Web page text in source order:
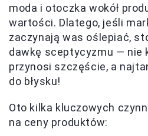
moda i otoczka wokół
wartości. Dlatego, jeśli
zaczynają was oślepiać,
dawkę sceptycyzmu — nie
przynosi szczęście, a
do błysku!
Oto kilka kluczowych
na ceny produktów: